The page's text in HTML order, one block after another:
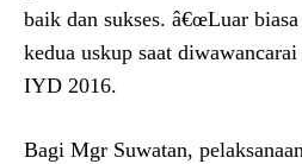
baik dan sukses. â€œLuar
kedua uskup saat
IYD 2016.
Bagi Mgr Suwatan,